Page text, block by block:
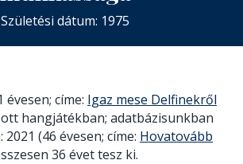
Születési dátum: 1975
évesen; címe: Igaz mese Delfinekről
hangjátékban; adatbázisunkban
(46 évesen; címe: Hovatovább
36 évet tesz ki.